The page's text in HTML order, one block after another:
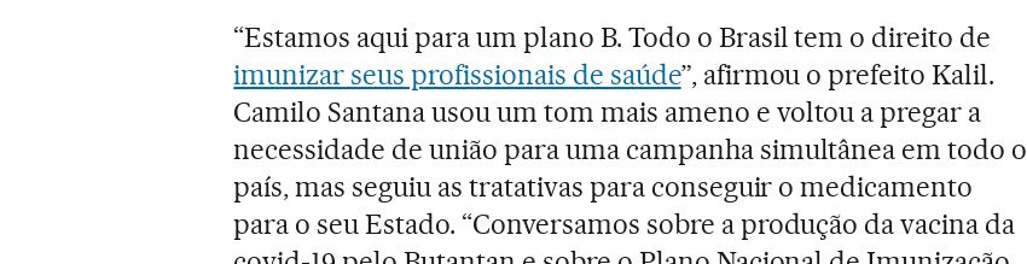
“Estamos aqui para um plano B. Todo o Brasil tem o direito de
imunizar seus profissionais de saúde”, afirmou o prefeito Kalil.
Camilo Santana usou um tom mais ameno e voltou a pregar a
necessidade de união para uma campanha simultânea em todo o
país, mas seguiu as tratativas para conseguir o medicamento
para o seu Estado. “Conversamos sobre a produção da vacina da